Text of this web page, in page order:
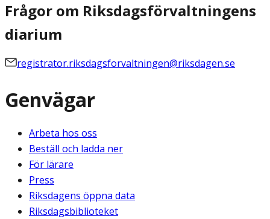
Frågor om Riksdagsförvaltningens
diarium
registrator.riksdagsforvaltningen@riksdagen.se
Genvägar
Arbeta hos oss
Beställ och ladda ner
För lärare
Press
Riksdagens öppna data
Riksdagsbiblioteket